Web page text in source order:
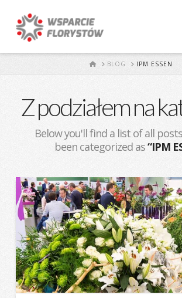
STARTBLOG IPM ESSEN
Z podziałem na
Below you'll find a list of all
been categorized as“IPM